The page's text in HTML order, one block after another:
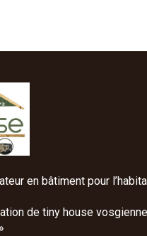
en bâtiment pour
de tiny house vosgienne
»